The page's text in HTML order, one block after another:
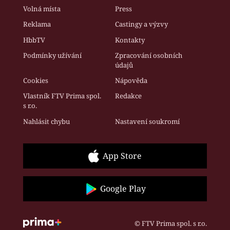
Volná místa
Press
Reklama
Castingy a výzvy
HbbTV
Kontakty
Podmínky užívání
Zpracování osobních
údajů
Cookies
Nápověda
Vlastník FTV Prima spol.
s r.o.
Redakce
Nahlásit chybu Nastavení soukromí
App Store
Google Play
© FTV Prima spol. s r.o.